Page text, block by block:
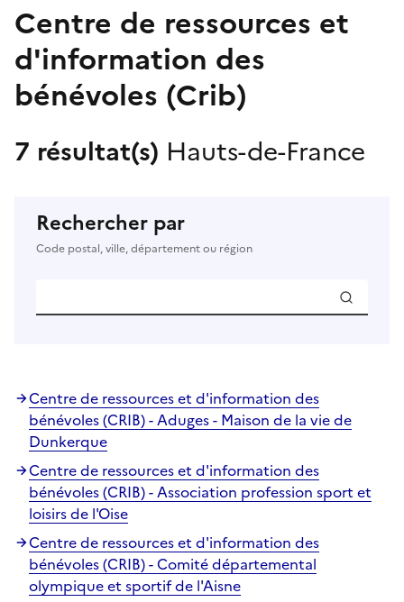
Centre de ressources et
d'information des
bénévoles (Crib)
7 résultat(s) Hauts-de-France
Rechercher par
Code postal, ville, département ou région
Centre de ressources et d'information des
bénévoles (CRIB) - Aduges - Maison de la vie de
Dunkerque
Centre de ressources et d'information des
bénévoles (CRIB) - Association profession sport et
loisirs de l'Oise
Centre de ressources et d'information des
bénévoles (CRIB) - Comité départemental
olympique et sportif de l'Aisne